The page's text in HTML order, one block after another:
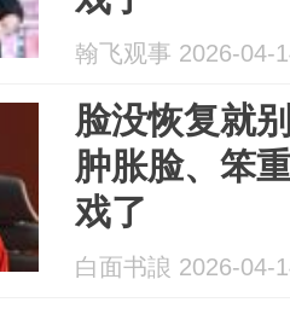
翰飞观事 2026-04-
脸没恢复就
肿胀脸、笨
戏了
白面书誏 2026-04-